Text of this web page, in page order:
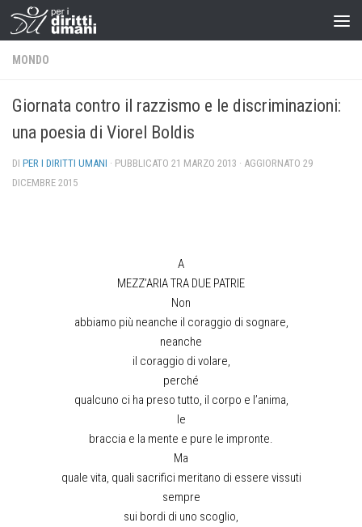
MONDO
Giornata contro il razzismo e le discriminazioni:
una poesia di Viorel Boldis
DI PER I DIRITTI UMANI · PUBBLICATO 21 MARZO 2013 · AGGIORNATO 29
DICEMBRE 2015
A
MEZZ’ARIA TRA DUE PATRIE
Non
abbiamo più neanche il coraggio di sognare,
neanche
il coraggio di volare,
perché
qualcuno ci ha preso tutto, il corpo e l’anima,
le
braccia e la mente e pure le impronte.
Ma
quale vita, quali sacrifici meritano di essere vissuti
sempre
sui bordi di uno scoglio,